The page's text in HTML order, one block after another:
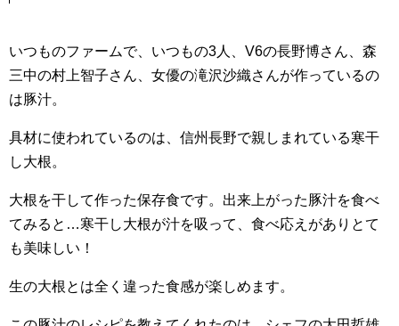
いつものファームで、いつもの3人、V6の長野博さん、森
三中の村上智子さん、女優の滝沢沙織さんが作っているの
は豚汁。
具材に使われているのは、信州長野で親しまれている寒干
し大根。
大根を干して作った保存食です。出来上がった豚汁を食べ
てみると…寒干し大根が汁を吸って、食べ応えがありとて
も美味しい！
生の大根とは全く違った食感が楽しめます。